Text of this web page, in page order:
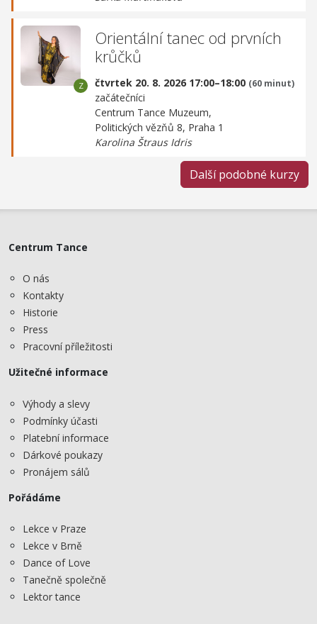
Orientální tanec od prvních
krůčků
čtvrtek 20. 8. 2026 17:00–18:00 (60 minut)
začátečníci
Centrum Tance Muzeum,
Politických vězňů 8, Praha 1
Karolina Štraus Idris
Další podobné kurzy
Centrum Tance
O nás
Kontakty
Historie
Press
Pracovní příležitosti
Užitečné informace
Výhody a slevy
Podmínky účasti
Platební informace
Dárkové poukazy
Pronájem sálů
Pořádáme
Lekce v Praze
Lekce v Brně
Dance of Love
Tanečně společně
Lektor tance